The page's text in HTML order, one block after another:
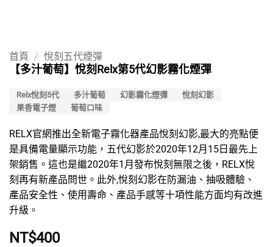
首頁 / 悅刻五代煙彈
【多汁葡萄】悅刻Relx第5代幻影霧化煙彈
Relx悅刻5代 多汁葡萄 幻影霧化煙彈
悅刻幻影
果香電子煙
葡萄口味
RELX官網推出全新電子霧化器產品悅刻幻影,最大的亮點便
是具備電量顯示功能，五代幻影於2020年12月15日最先上
架銷售。這也是繼2020年1月發布悅刻無限之後，RELX悅
刻再有新產品問世。此外,悅刻幻影在防漏油、抽吸體驗、
產品安全性、使用壽命、產品手感等十項性能方面均有改進
升級。
NT$400